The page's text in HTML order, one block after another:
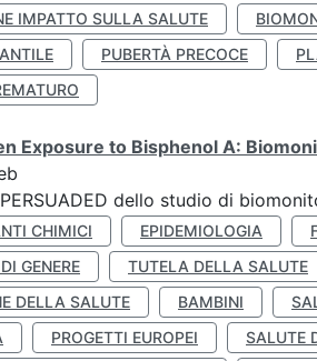
IMPATTO SULLA SALUTE
PUBERTÀ PRECOCE
Exposure to Bisphenol A:
dello studio di
CHIMICI EPIDEMIOLOGIA
GENERE
TUTELA DELLA SALUTE
DELLA SALUTE
BAMBINI
PROGETTI EUROPEI SALUTE